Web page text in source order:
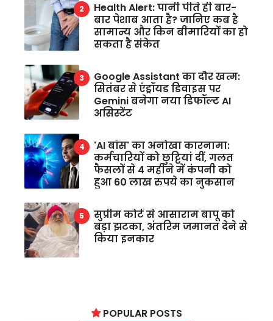
Health Alert: पानी पीते ही बार-
बार पेशाब आता है? जानिए कब है
सामान्य और किन बीमारियों का हो
सकता है संकेत
Google Assistant का दौर खत्म:
सितंबर से एंड्रॉयड डिवाइस पर
Gemini बनेगा नया डिफॉल्ट AI
असिस्टेंट
'AI बॉस' का अनोखा कारनामा:
कर्मचारियों को छुट्टियां दीं, गलत
फैसलों से 4 महीने में कंपनी को
हुआ 60 लाख रुपये का नुकसान
सुप्रीम कोर्ट से आसाराम बापू को
बड़ा झटका, अंतरिम जमानत देने से
किया इनकार
POPULAR POSTS